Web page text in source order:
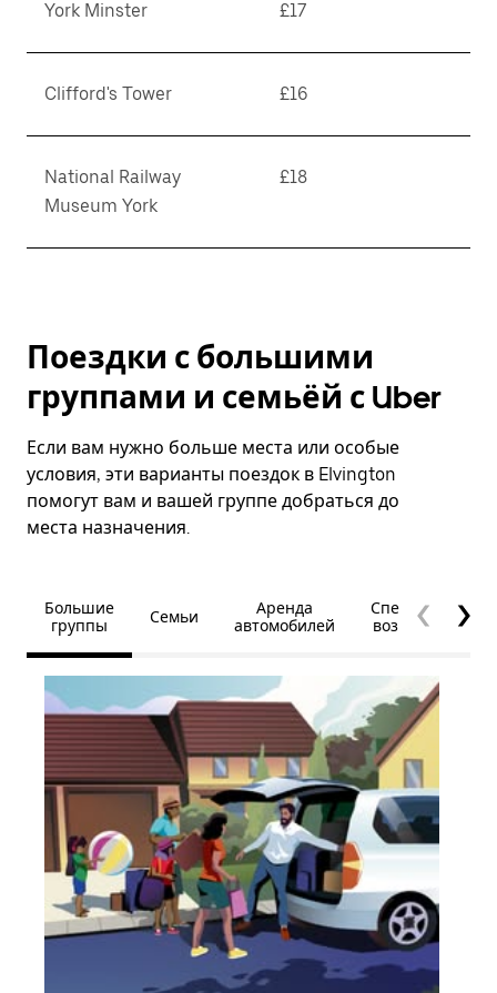
York Minster £17
Clifford's Tower £16
National Railway
Museum York
£18
Поездки с большими
группами и семьёй с Uber
Если вам нужно больше места или особые
условия, эти варианты поездок в Elvington
помогут вам и вашей группе добраться до
места назначения.
Большие
группы
Семьи
Аренда
автомобилей
Специальные
возможности